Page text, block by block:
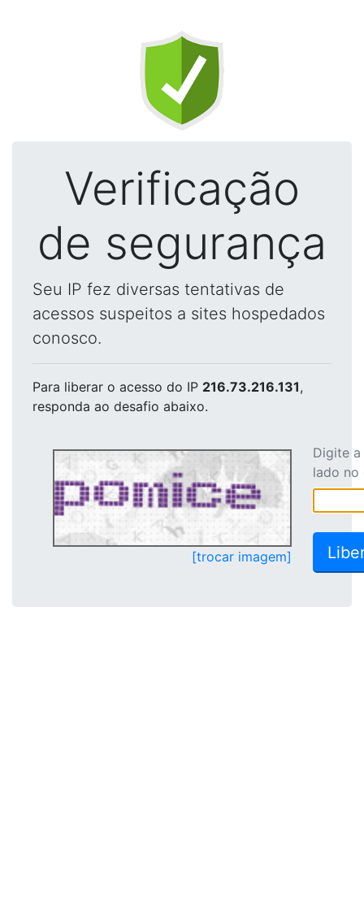
Verificação
de segurança
Seu IP fez diversas tentativas de
acessos suspeitos a sites hospedados
conosco.
Para liberar o acesso do IP 216.73.216.131,
responda ao desafio abaixo.
[trocar imagem]
Digite
lado no